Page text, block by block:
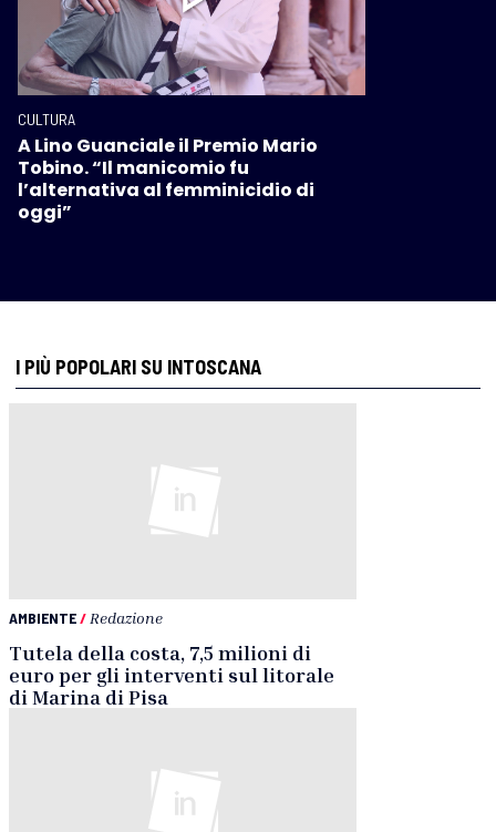
CULTURA
A Lino Guanciale il Premio Mario
Tobino. “Il manicomio fu
l’alternativa al femminicidio di
oggi”
I PIÙ POPOLARI SU INTOSCANA
AMBIENTE/ Redazione
Tutela della costa, 7,5 milioni di
euro per gli interventi sul litorale
di Marina di Pisa